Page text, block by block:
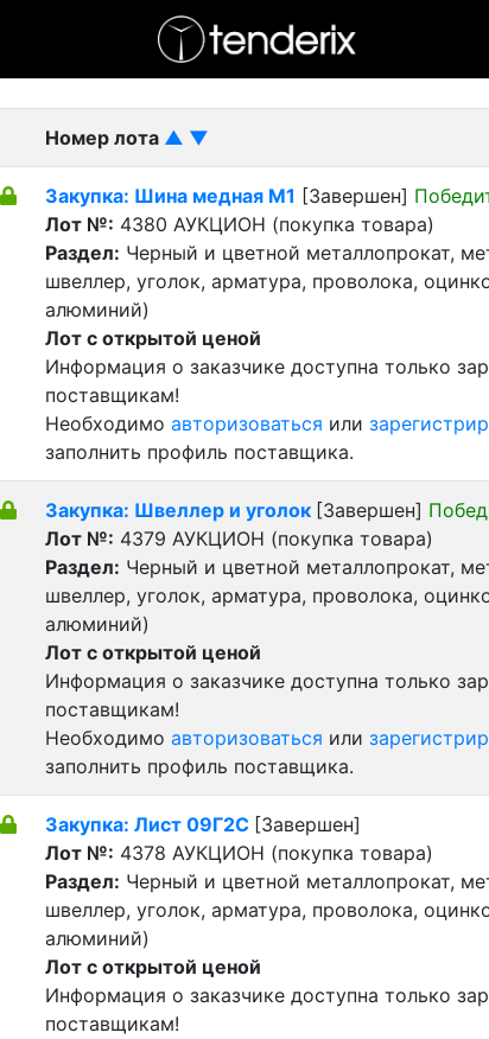
- Завершенный лот
Номер лота ▲ ▼
Закупка: Шина медная М1 [Завершен]
Лот №: 4380 АУКЦИОН (покупка товара)
Раздел: Черный и цветной металлопрокат,
швеллер, уголок, арматура, проволока,
алюминий)
Лот с открытой ценой
Информация о заказчике доступна только
поставщикам!
Необходимо авторизоваться или
заполнить профиль поставщика.
Закупка: Швеллер и уголок [Завершен]
Лот №: 4379 АУКЦИОН (покупка товара)
Раздел: Черный и цветной металлопрокат,
швеллер, уголок, арматура, проволока,
алюминий)
Лот с открытой ценой
Информация о заказчике доступна только
поставщикам!
Необходимо авторизоваться или
заполнить профиль поставщика.
Закупка: Лист 09Г2С [Завершен]
Лот №: 4378 АУКЦИОН (покупка товара)
Раздел: Черный и цветной металлопрокат,
швеллер, уголок, арматура, проволока,
алюминий)
Лот с открытой ценой
Информация о заказчике доступна только
поставщикам!